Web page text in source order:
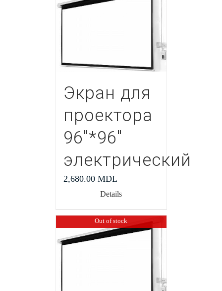
Экран для
проектора
96″*96″
электрический
2,680.00 MDL
Details
Out of stock